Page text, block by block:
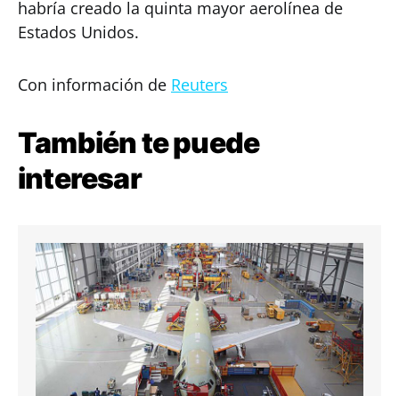
habría creado la quinta mayor aerolínea de
Estados Unidos.
Con información de Reuters
También te puede
interesar